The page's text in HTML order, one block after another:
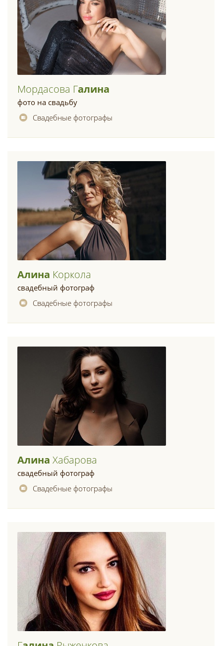
Мордасова ГАлина
фото на свадьбу
Свадебные фотографы
Алина Коркола
свадебный фотограф
Свадебные фотографы
Алина Хабарова
свадебный фотограф
Свадебные фотографы